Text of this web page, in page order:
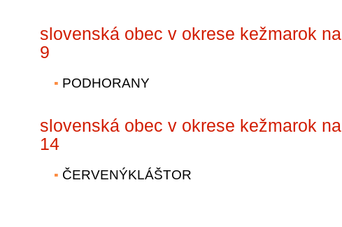
slovenská obec v okrese kežmarok na
9
PODHORANY
slovenská obec v okrese kežmarok na
14
ČERVENÝKLÁŠTOR